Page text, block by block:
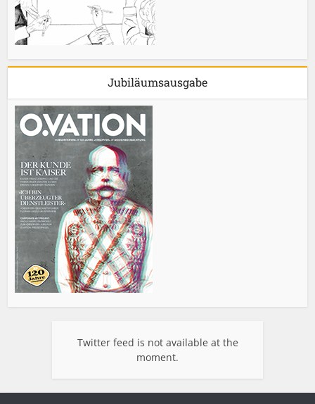
Jubiläumsausgabe
Twitter feed is not available at the
moment.